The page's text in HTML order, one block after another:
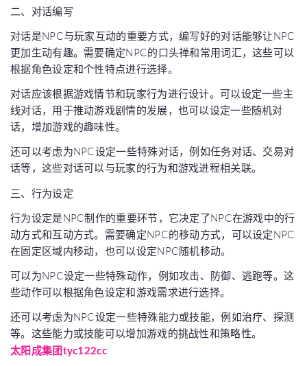
二、对话编写
对话是NPC与玩家互动的重要方式，编写好的对话能够让NPC
更加生动有趣。需要确定NPC的口头禅和常用词汇，这些可以
根据角色设定和个性特点进行选择。
对话应该根据游戏情节和玩家行为进行设计。可以设定一些主
线对话，用于推动游戏剧情的发展，也可以设定一些随机对
话，增加游戏的趣味性。
还可以考虑为NPC设定一些特殊对话，例如任务对话、交易对
话等，这些对话可以与玩家的行为和游戏进程相关联。
三、行为设定
行为设定是NPC制作的重要环节，它决定了NPC在游戏中的行
动方式和互动方式。需要确定NPC的移动方式，可以设定NPC
在固定区域内移动，也可以设定NPC随机移动。
可以为NPC设定一些特殊动作，例如攻击、防御、逃跑等。这
些动作可以根据角色设定和游戏需求进行选择。
还可以考虑为NPC设定一些特殊能力或技能，例如治疗、探测
等。这些能力或技能可以增加游戏的挑战性和策略性。
太阳成集团tyc122cc